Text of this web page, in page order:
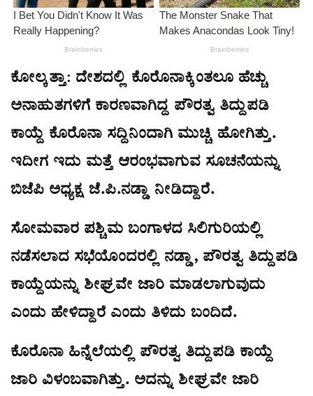
ಕೋಲ್ಕತ್ತಾ: ದೇಶದಲ್ಲಿ ಕೊರೊನಾಕ್ಕಿಂತಲೂ ಹೆಚ್ಚು
ಅನಾಹುತಗಳಿಗೆ ಕಾರಣವಾಗಿದ್ದ ಪೌರತ್ವ ತಿದ್ದುಪಡಿ
ಕಾಯ್ದೆ ಕೊರೊನಾ ಸದ್ದಿನಿಂದಾಗಿ ಮುಚ್ಚಿ ಹೋಗಿತ್ತು.
ಇದೀಗ ಇದು ಮತ್ತೆ ಆರಂಭವಾಗುವ ಸೂಚನೆಯನ್ನು
ಬಿಜೆಪಿ ಅಧ್ಯಕ್ಷ ಜೆ.ಪಿ.ನಡ್ಡಾ ನೀಡಿದ್ದಾರೆ.
ಸೋಮವಾರ ಪಶ್ಚಿಮ ಬಂಗಾಳದ ಸಿಲಿಗುರಿಯಲ್ಲಿ
ನಡೆಸಲಾದ ಸಭೆಯೊಂದರಲ್ಲಿ ನಡ್ಡಾ, ಪೌರತ್ವ ತಿದ್ದುಪಡಿ
ಕಾಯ್ದೆಯನ್ನು ಶೀಘ್ರವೇ ಜಾರಿ ಮಾಡಲಾಗುವುದು
ಎಂದು ಹೇಳಿದ್ದಾರೆ ಎಂದು ತಿಳಿದು ಬಂದಿದೆ.
ಕೊರೊನಾ ಹಿನ್ನೆಲೆಯಲ್ಲಿ ಪೌರತ್ವ ತಿದ್ದುಪಡಿ ಕಾಯ್ದೆ
ಜಾರಿ ವಿಳಂಬವಾಗಿತ್ತು. ಅದನ್ನು ಶೀಘ್ರವೇ ಜಾರಿ